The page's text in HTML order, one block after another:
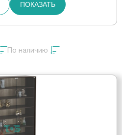
ПОКАЗАТЬ
По наличию